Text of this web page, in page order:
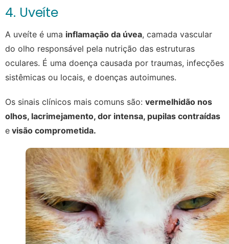
4. Uveíte
A uveíte é uma inflamação da úvea, camada vascular
do olho responsável pela nutrição das estruturas
oculares. É uma doença causada por traumas, infecções
sistêmicas ou locais, e doenças autoimunes.
Os sinais clínicos mais comuns são: vermelhidão nos
olhos, lacrimejamento, dor intensa, pupilas contraídas
e visão comprometida.